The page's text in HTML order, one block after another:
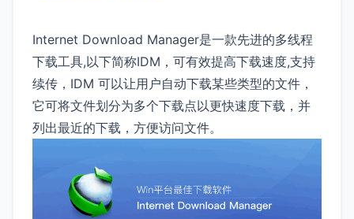
Internet Download Manager是一款先进的多线程
下载工具,以下简称IDM，可有效提高下载速度,支持
续传，IDM 可以让用户自动下载某些类型的文件，
它可将文件划分为多个下载点以更快速度下载，并
列出最近的下载，方便访问文件。